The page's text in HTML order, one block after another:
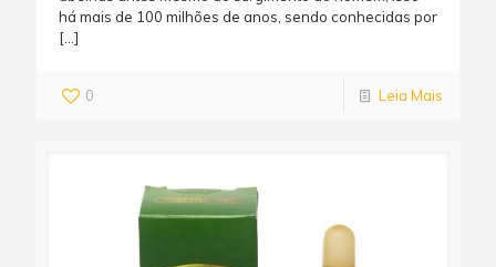
há mais de 100 milhões de anos, sendo conhecidas por
[…]
0 Leia Mais